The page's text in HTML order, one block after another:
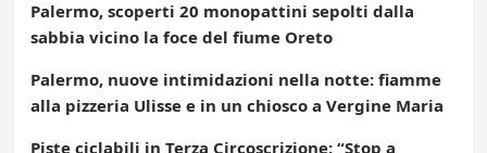
Palermo, scoperti 20 monopattini sepolti dalla
sabbia vicino la foce del fiume Oreto
Palermo, nuove intimidazioni nella notte: fiamme
alla pizzeria Ulisse e in un chiosco a Vergine Maria
Piste ciclabili in Terza Circoscrizione: “Stop a